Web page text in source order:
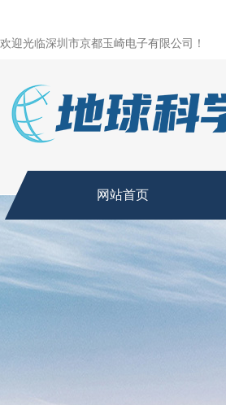
欢迎光临深圳市京都玉崎电子有限公司！
网站首页